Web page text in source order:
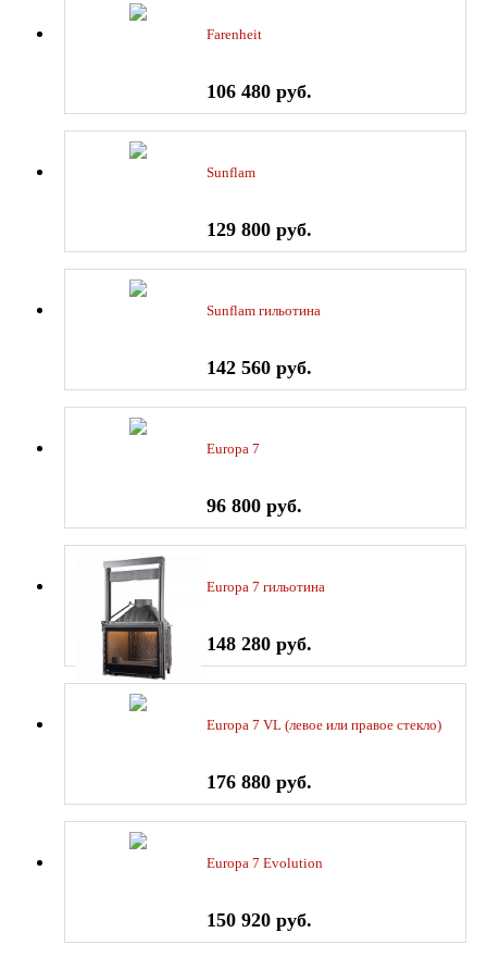
Farenheit
106 480 руб.
Sunflam
129 800 руб.
Sunflam гильотина
142 560 руб.
Europa 7
96 800 руб.
Europa 7 гильотина
148 280 руб.
Europa 7 VL (левое или правое стекло)
176 880 руб.
Europa 7 Evolution
150 920 руб.